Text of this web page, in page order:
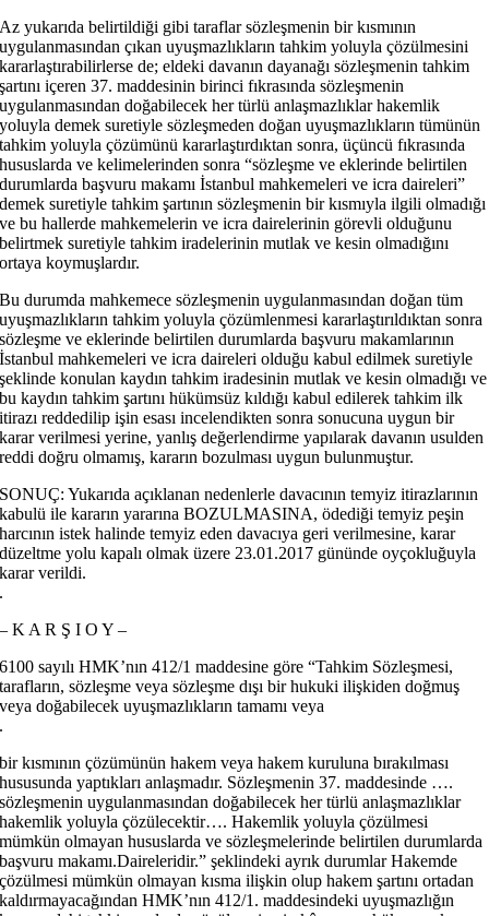
Az yukarıda belirtildiği gibi taraflar sözleşmenin bir kısmının
uygulanmasından çıkan uyuşmazlıkların tahkim yoluyla çözülmesini
kararlaştırabilirlerse de; eldeki davanın dayanağı sözleşmenin tahkim
şartını içeren 37. maddesinin birinci fıkrasında sözleşmenin
uygulanmasından doğabilecek her türlü anlaşmazlıklar hakemlik
yoluyla demek suretiyle sözleşmeden doğan uyuşmazlıkların tümünün
tahkim yoluyla çözümünü kararlaştırdıktan sonra, üçüncü fıkrasında
hususlarda ve kelimelerinden sonra “sözleşme ve eklerinde belirtilen
durumlarda başvuru makamı İstanbul mahkemeleri ve icra daireleri”
demek suretiyle tahkim şartının sözleşmenin bir kısmıyla ilgili olmadığı
ve bu hallerde mahkemelerin ve icra dairelerinin görevli olduğunu
belirtmek suretiyle tahkim iradelerinin mutlak ve kesin olmadığını
ortaya koymuşlardır.
Bu durumda mahkemece sözleşmenin uygulanmasından doğan tüm
uyuşmazlıkların tahkim yoluyla çözümlenmesi kararlaştırıldıktan sonra
sözleşme ve eklerinde belirtilen durumlarda başvuru makamlarının
İstanbul mahkemeleri ve icra daireleri olduğu kabul edilmek suretiyle
şeklinde konulan kaydın tahkim iradesinin mutlak ve kesin olmadığı ve
bu kaydın tahkim şartını hükümsüz kıldığı kabul edilerek tahkim ilk
itirazı reddedilip işin esası incelendikten sonra sonucuna uygun bir
karar verilmesi yerine, yanlış değerlendirme yapılarak davanın usulden
reddi doğru olmamış, kararın bozulması uygun bulunmuştur.
SONUÇ: Yukarıda açıklanan nedenlerle davacının temyiz itirazlarının
kabulü ile kararın yararına BOZULMASINA, ödediği temyiz peşin
harcının istek halinde temyiz eden davacıya geri verilmesine, karar
düzeltme yolu kapalı olmak üzere 23.01.2017 gününde oyçokluğuyla
karar verildi.
.
– K A R Ş I O Y –
6100 sayılı HMK’nın 412/1 maddesine göre “Tahkim Sözleşmesi,
tarafların, sözleşme veya sözleşme dışı bir hukuki ilişkiden doğmuş
veya doğabilecek uyuşmazlıkların tamamı veya
.
bir kısmının çözümünün hakem veya hakem kuruluna bırakılması
hususunda yaptıkları anlaşmadır. Sözleşmenin 37. maddesinde ….
sözleşmenin uygulanmasından doğabilecek her türlü anlaşmazlıklar
hakemlik yoluyla çözülecektir…. Hakemlik yoluyla çözülmesi
mümkün olmayan hususlarda ve sözleşmelerinde belirtilen durumlarda
başvuru makamı.Daireleridir.” şeklindeki ayrık durumlar Hakemde
çözülmesi mümkün olmayan kısma ilişkin olup hakem şartını ortadan
kaldırmayacağından HMK’nın 412/1. maddesindeki uyuşmazlığın